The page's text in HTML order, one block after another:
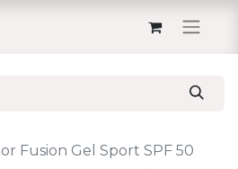
Fusion Gel Sport SPF 50